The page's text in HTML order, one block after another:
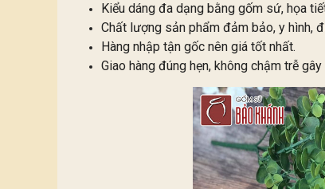
Kiểu dáng đa dạng bằng gốm sứ, họa
Chất lượng sản phẩm đảm bảo, y hình,
Hàng nhập tận gốc nên giá tốt nhất.
Giao hàng đúng hẹn, không chậm trễ